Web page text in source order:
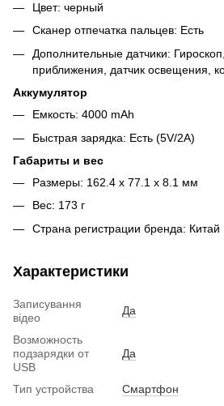
Цвет: черный
Сканер отпечатка пальцев: Есть
Дополнительные датчики:
приближения, датчик освещения,
Аккумулятор
Емкость: 4000 mAh
Быстрая зарядка: Есть (5V/2A)
Габариты и вес
Размеры: 162.4 x 77.1 x 8.1 мм
Вес: 173 г
Страна регистрации бренда: Китай
Характеристики
Записування
відео
Да
Возможность
подзарядки от
USB
Да
Тип устройства
Смартфон